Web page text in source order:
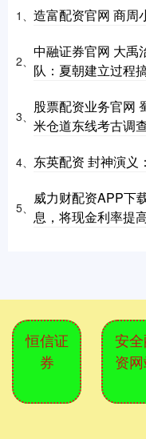
1、 造富配资官网 商
2、
中融证券官网 大禹
队：夏朝建立过程
3、
股票配资业务官网
米仓道东线考古调
4、 东英配资 封神演义
5、
威力财配资APP下
息，将现金利率提
恒信证
券
安
资